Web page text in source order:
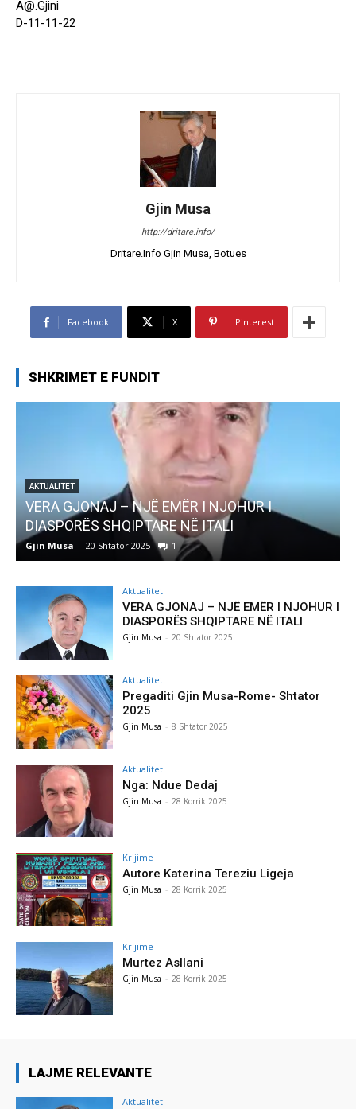
A@.Gjini
D-11-11-22
Gjin Musa
http://dritare.info/
Dritare.Info Gjin Musa, Botues
Facebook X Pinterest
SHKRIMET E FUNDIT
AKTUALITET
Pregaditi Gjin Musa-Rome- Shtator 2025
Gjin Musa - 8 Shtator 2025
Aktualitet
VERA GJONAJ – NJË EMËR I NJOHUR I
DIASPORËS SHQIPTARE NË ITALI
Gjin Musa - 20 Shtator 2025
Aktualitet
Pregaditi Gjin Musa-Rome- Shtator
2025
Gjin Musa - 8 Shtator 2025
Aktualitet
Nga: Ndue Dedaj
Gjin Musa - 28 Korrik 2025
Krijime
Autore Katerina Tereziu Ligeja
Gjin Musa - 28 Korrik 2025
Krijime
Murtez Asllani
Gjin Musa - 28 Korrik 2025
LAJME RELEVANTE
Aktualitet